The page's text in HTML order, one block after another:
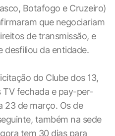
Botafogo e Cruzeiro)
que negociariam
de transmissão, e
desfiliou da entidade.
do Clube dos 13,
TV fechada e pay-per-
23 de março. Os de
também na sede
tem 30 dias para